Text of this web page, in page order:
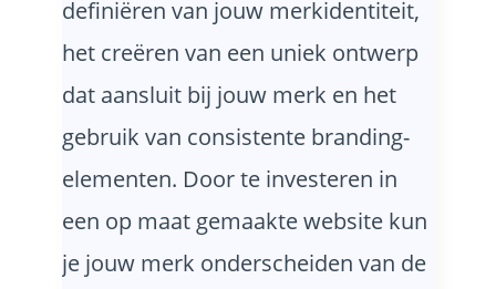
definiëren van jouw merkidentiteit,
het creëren van een uniek ontwerp
dat aansluit bij jouw merk en het
gebruik van consistente branding-
elementen. Door te investeren in
een op maat gemaakte website kun
je jouw merk onderscheiden van de